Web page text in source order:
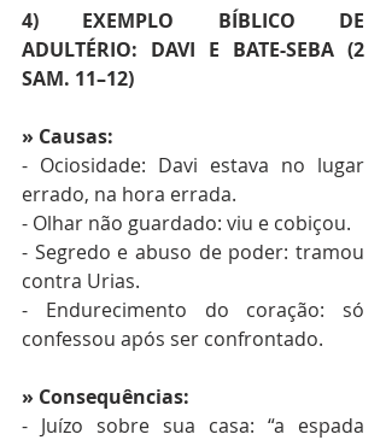
4) EXEMPLO BÍBLICO DE
ADULTÉRIO: DAVI E BATE-SEBA (2
SAM. 11–12)
» Causas:
- Ociosidade: Davi estava no lugar
errado, na hora errada.
- Olhar não guardado: viu e cobiçou.
- Segredo e abuso de poder: tramou
contra Urias.
- Endurecimento do coração: só
confessou após ser confrontado.
» Consequências:
- Juízo sobre sua casa: “a espada